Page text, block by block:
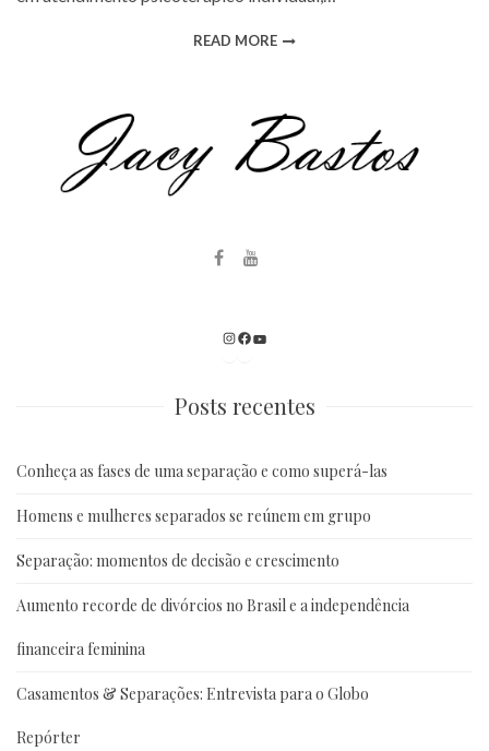
READ MORE
Posts recentes
Conheça as fases de uma separação e como superá-las
Homens e mulheres separados se reúnem em grupo
Separação: momentos de decisão e crescimento
Aumento recorde de divórcios no Brasil e a independência
financeira feminina
Casamentos & Separações: Entrevista para o Globo
Repórter